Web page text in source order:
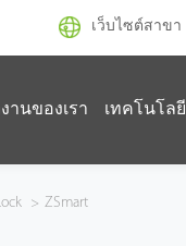
เว็บไซต์สาขา
านของเรา เทคโนโลยี
> ZSmart